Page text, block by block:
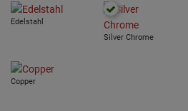
Edelstahl
Silver Chrome
Copper